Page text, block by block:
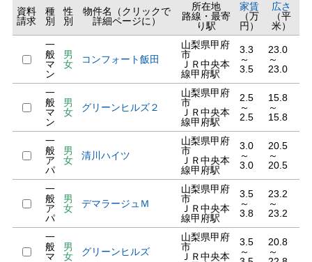
資料
請求
種
別
性
別
物件名（クリックで
詳細ページに）
所在地
路線・最寄
り駅
家賃
（万
円）
広さ
（平
米）
一
般
マ
ン
男
女
コンフォート飯田
山梨県甲府
市
ＪＲ中央本
線甲府駅
3.3
～
3.5
23.0
～
23.0
一
般
マ
ン
男
女
グリーンヒルズ２
山梨県甲府
市
ＪＲ中央本
線甲府駅
2.5
～
2.5
15.8
～
15.8
一
般
ア
パ
男
女
清川ハイツ
山梨県甲府
市
ＪＲ中央本
線甲府駅
3.0
～
3.0
20.5
～
20.5
一
般
ア
パ
男
女
デマラージュＭ
山梨県甲府
市
ＪＲ中央本
線甲府駅
3.5
～
3.8
23.2
～
23.2
一
般
マ
男
女
グリーンヒルズ
山梨県甲府
市
ＪＲ中央本
3.5
～
20.8
～